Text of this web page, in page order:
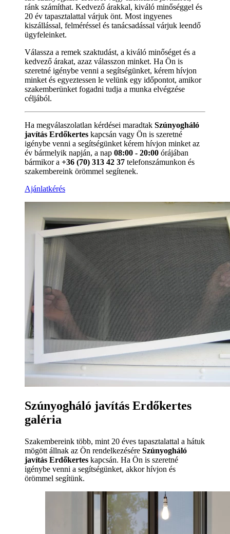
ránk számíthat. Kedvező árakkal, kiváló minőséggel és
20 év tapasztalattal várjuk önt. Most ingyenes
kiszállással, felméréssel és tanácsadással várjuk leendő
ügyfeleinket.
Válassza a remek szaktudást, a kiváló minőséget és a
kedvező árakat, azaz válasszon minket. Ha Ön is
szeretné igénybe venni a segítségünket, kérem hívjon
minket és egyeztessen le velünk egy időpontot, amikor
szakemberünket fogadni tudja a munka elvégzése
céljából.
Ha megválaszolatlan kérdései maradtak Szúnyogháló
javítás Erdőkertes kapcsán vagy Ön is szeretné
igénybe venni a segítségünket kérem hívjon minket az
év bármelyik napján, a nap 08:00 - 20:00 órájában
bármikor a +36 (70) 313 42 37 telefonszámunkon és
szakembereink örömmel segítenek.
Ajánlatkérés
Szúnyogháló javítás Erdőkertes
galéria
Szakembereink több, mint 20 éves tapasztalattal a hátuk
mögött állnak az Ön rendelkezésére Szúnyogháló
javítás Erdőkertes kapcsán. Ha Ön is szeretné
igénybe venni a segítségünket, akkor hívjon és
örömmel segítünk.